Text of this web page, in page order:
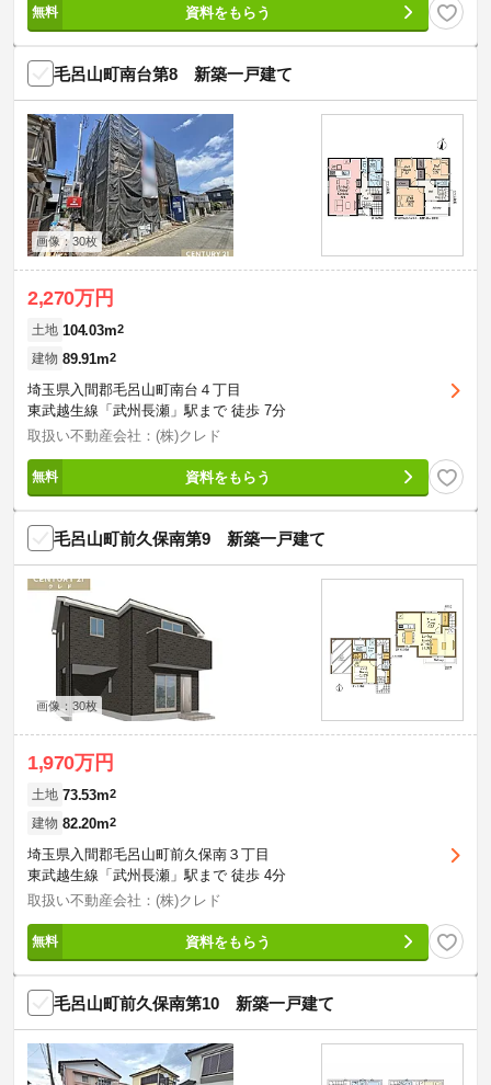
資料をもらう
毛呂山町南台第8 新築一戸建て
画像：30枚
2,270万円
土地 104.03m2
建物 89.91m2
埼玉県入間郡毛呂山町南台４丁目
東武越生線「武州長瀬」駅まで 徒歩 7分
取扱い不動産会社：(株)クレド
資料をもらう
毛呂山町前久保南第9 新築一戸建て
画像：30枚
1,970万円
土地 73.53m2
建物 82.20m2
埼玉県入間郡毛呂山町前久保南３丁目
東武越生線「武州長瀬」駅まで 徒歩 4分
取扱い不動産会社：(株)クレド
資料をもらう
毛呂山町前久保南第10 新築一戸建て